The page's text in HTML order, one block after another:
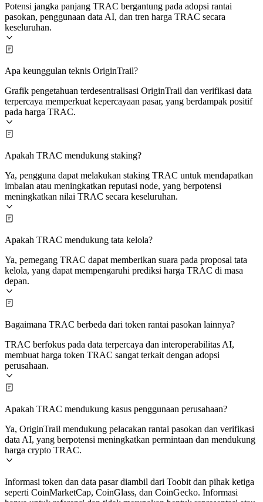
Potensi jangka panjang TRAC bergantung pada adopsi rantai
pasokan, penggunaan data AI, dan tren harga TRAC secara
keseluruhan.
Apa keunggulan teknis OriginTrail?
Grafik pengetahuan terdesentralisasi OriginTrail dan verifikasi data
terpercaya memperkuat kepercayaan pasar, yang berdampak positif
pada harga TRAC.
Apakah TRAC mendukung staking?
Ya, pengguna dapat melakukan staking TRAC untuk mendapatkan
imbalan atau meningkatkan reputasi node, yang berpotensi
meningkatkan nilai TRAC secara keseluruhan.
Apakah TRAC mendukung tata kelola?
Ya, pemegang TRAC dapat memberikan suara pada proposal tata
kelola, yang dapat mempengaruhi prediksi harga TRAC di masa
depan.
Bagaimana TRAC berbeda dari token rantai pasokan lainnya?
TRAC berfokus pada data terpercaya dan interoperabilitas AI,
membuat harga token TRAC sangat terkait dengan adopsi
perusahaan.
Apakah TRAC mendukung kasus penggunaan perusahaan?
Ya, OriginTrail mendukung pelacakan rantai pasokan dan verifikasi
data AI, yang berpotensi meningkatkan permintaan dan mendukung
harga crypto TRAC.
Informasi token dan data pasar diambil dari Toobit dan pihak ketiga
seperti CoinMarketCap, CoinGlass, dan CoinGecko. Informasi